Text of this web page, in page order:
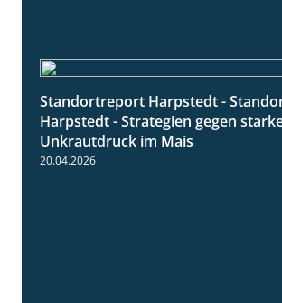
Standortreport Harpstedt -
Harpstedt - Strategien gegen
Unkrautdruck im Mais
20.04.2026